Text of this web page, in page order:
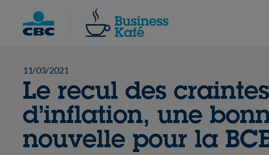
content
Chercher
11/03/2021
Le recul des craintes
d’inflation, une
nouvelle pour la